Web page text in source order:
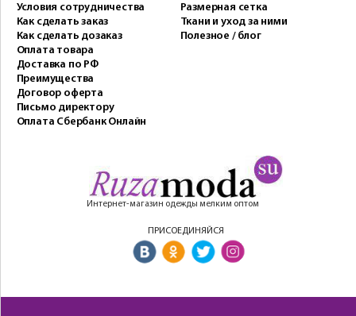
Условия сотрудничества
Как сделать заказ
Как сделать дозаказ
Оплата товара
Доставка по РФ
Преимущества
Договор оферта
Письмо директору
Оплата Сбербанк Онлайн
Размерная сетка
Ткани и уход за ними
Полезное / блог
Интернет-магазин одежды мелким оптом
ПРИСОЕДИНЯЙСЯ